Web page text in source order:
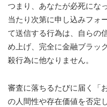
つまり、あなたが必死にな
当たり次第に申し込みフォ
て送信する行為は、自らの
め上げ、完全に金融ブラッ
殺行為に他なりません。
審査に落ちるたびに届く「
の人間性や存在価値を否定